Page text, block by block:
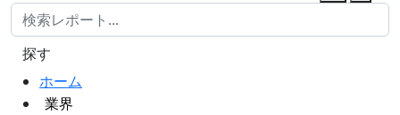
ホーム
業界
探す